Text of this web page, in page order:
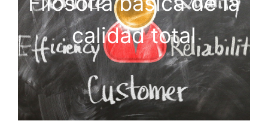
calidad total